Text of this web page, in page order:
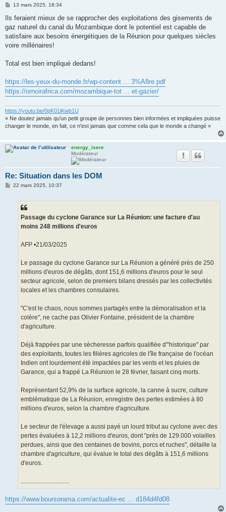
M
s
a
g
13 mars 2025, 18:34
Ils feraient mieux de se rapprocher des exploitations des gisements de
gaz naturel du canal du Mozambique dont le potentiel est capable de
satisfaire aux besoins énergétiques de la Réunion pour quelques siècles
voire millénaires!
Total est bien impliqué dedans!
https://les-yeux-du-monde.fr/wp-content ... 3%A8re.pdf
https://ornoirafrica.com/mozambique-tot ... et-gazier/
https://youtu.be/0pK01iKwb1U
« Ne doutez jamais qu'un petit groupe de personnes bien informées et impliquées puisse
changer le monde, en fait, ce n'est jamais que comme cela que le monde a changé »
energy_isere
Modérateur
Re: Situation dans les DOM
M22 mars 2025, 10:37
Passage du cyclone Garance sur La Réunion: une facture d'au
moins 248 millions d'euros
AFP •21/03/2025
Le passage du cyclone Garance sur La Réunion a généré près de 250
millions d'euros de dégâts, dont 151,6 millions d'euros pour le seul
secteur agricole, selon de premiers bilans dressés par les collectivités
locales et les chambres consulaires.
"C'est le chaos, nous sommes partagés entre la démoralisation et la
colère", ne cache pas Olivier Fontaine, président de la chambre
d'agriculture.
Déjà frappées par une sécheresse parfois qualifiée d'"historique" par
des exploitants, toutes les filières agricoles de l'île française de l'océan
Indien ont lourdement été impactées par les vents et les pluies de
Garance, qui a frappé La Réunion le 28 février, faisant cinq morts.
Représentant 52,9% de la surface agricole, la canne à sucre, culture
emblématique de La Réunion, enregistre des pertes estimées à 80
millions d'euros, selon la chambre d'agriculture.
Le secteur de l'élevage a aussi payé un lourd tribut au cyclone avec des
pertes évaluées à 12,2 millions d'euros, dont "près de 129.000 volailles
perdues, ainsi que des centaines de bovins, porcs et ruches", détaille la
chambre d'agriculture, qui évalue le total des dégâts à 151,6 millions
d'euros.
https://www.boursorama.com/actualite-ec ... d184d4fd08